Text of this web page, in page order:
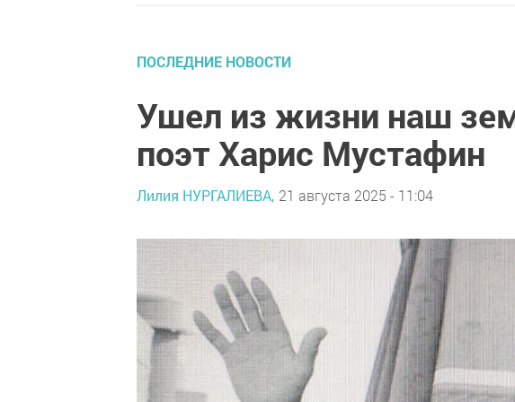
ПОСЛЕДНИЕ НОВОСТИ
Ушел из жизни наш
поэт Харис Мустафин
Лилия НУРГАЛИЕВА, 21 августа 2025 - 11:04